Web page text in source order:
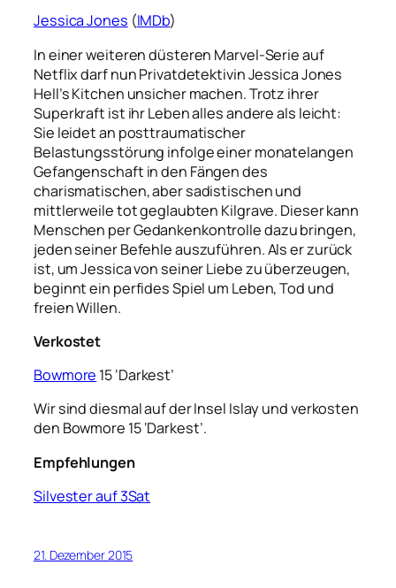
Jessica Jones (IMDb)
In einer weiteren düsteren Marvel-Serie auf
Netflix darf nun Privatdetektivin Jessica Jones
Hell’s Kitchen unsicher machen. Trotz ihrer
Superkraft ist ihr Leben alles andere als leicht:
Sie leidet an posttraumatischer
Belastungsstörung infolge einer monatelangen
Gefangenschaft in den Fängen des
charismatischen, aber sadistischen und
mittlerweile tot geglaubten Kilgrave. Dieser kann
Menschen per Gedankenkontrolle dazu bringen,
jeden seiner Befehle auszuführen. Als er zurück
ist, um Jessica von seiner Liebe zu überzeugen,
beginnt ein perfides Spiel um Leben, Tod und
freien Willen.
Verkostet
Bowmore 15 ‘Darkest’
Wir sind diesmal auf der Insel Islay und verkosten
den Bowmore 15 ‘Darkest’.
Empfehlungen
Silvester auf 3Sat
21. Dezember 2015